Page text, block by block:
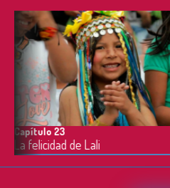
Capítulo 23
La felicidad de Lali